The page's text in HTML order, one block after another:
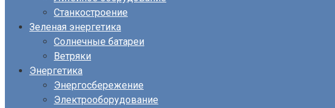
Станкостроение
Зеленая энергетика
Солнечные батареи
Ветряки
Энергетика
Энергосбережение
Электрооборудование